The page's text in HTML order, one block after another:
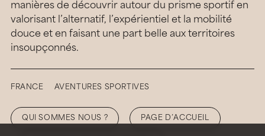
manières de découvrir autour du prisme sportif en
valorisant l’alternatif, l’expérientiel et la mobilité
douce et en faisant une part belle aux territoires
insoupçonnés.
FRANCE AVENTURES SPORTIVES
QUI SOMMES NOUS ? PAGE D’ACCUEIL